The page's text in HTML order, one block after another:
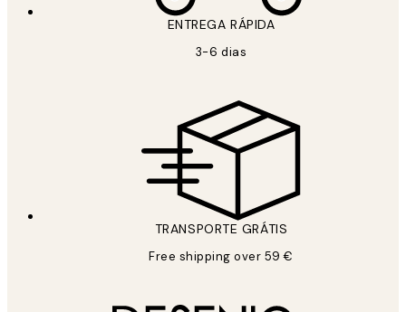
ENTREGA RÁPIDA
3-6 dias
TRANSPORTE GRÁTIS
Free shipping over 59 €